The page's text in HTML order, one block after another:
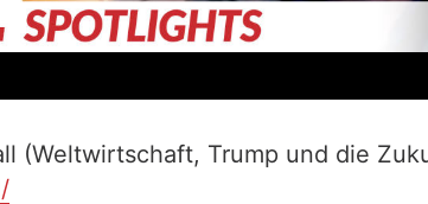
(Weltwirtschaft, Trump und die